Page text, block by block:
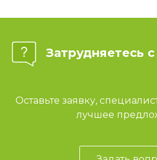
Затрудняетесь
Оставьте заявку,
лучшее